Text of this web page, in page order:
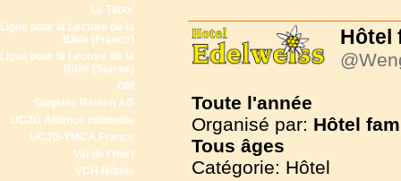
Le Tabor
Ligue pour la Lecture de la
Bible (France)
Ligue pour la Lecture de la
Bible (Suisse)
OM
Surprise Reisen AG
UCJG Alliance nationale
UCJG-YMCA France
Val de l'Hort
VCH Hôtels
Hôtel
Toute l'année
Organisé par: Hôtel
Tous âges
Catégorie: Hôtel